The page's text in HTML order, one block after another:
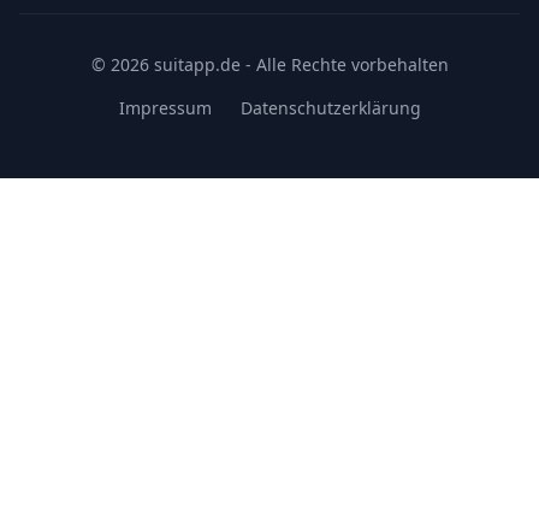
© 2026 suitapp.de - Alle Rechte vorbehalten
Impressum
Datenschutzerklärung